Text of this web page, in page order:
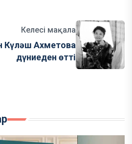
Келесі мақала
Күләш Ахметова
дүниеден өтті